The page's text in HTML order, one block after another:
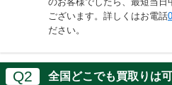
ございます。詳しくはお電話
ださい。
Q2 全国どこでも買取りは